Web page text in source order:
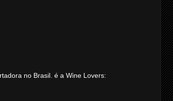
no Brasil. é a Wine Lovers: